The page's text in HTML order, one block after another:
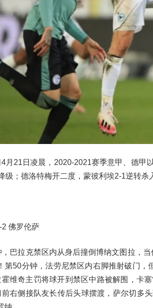
月21日凌晨，2020-2021赛季意甲、德甲
级；德洛特梅开二度，蒙彼利埃2-1逆转杀
2 佛罗伦萨
，巴拉克禁区内从身后撞倒博纳文图拉，
第50分钟，法劳尼禁区内右脚推射破门
维奇主罚将球开到禁区中路被解围，卡
右侧接队友长传后头球摆渡，萨尔切多